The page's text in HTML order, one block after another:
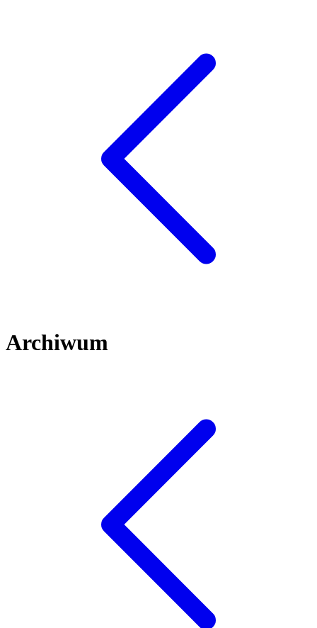
Archiwum